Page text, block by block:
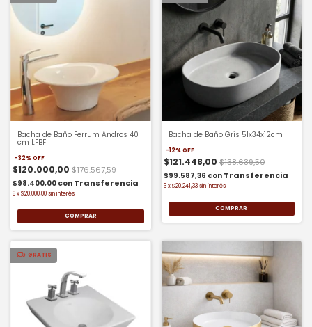
Bacha de Baño Ferrum Andros 40
cm LFBF
-32%OFF
$120.000,00 $176.567,59
$98.400,00 con
6x$20.000,00sin interés
Bacha de Baño Gris 51x34x12cm
-12%OFF
$121.448,00$138.639,50
$99.587,36 con
6 x$20.241,33 sin interés
GRATIS